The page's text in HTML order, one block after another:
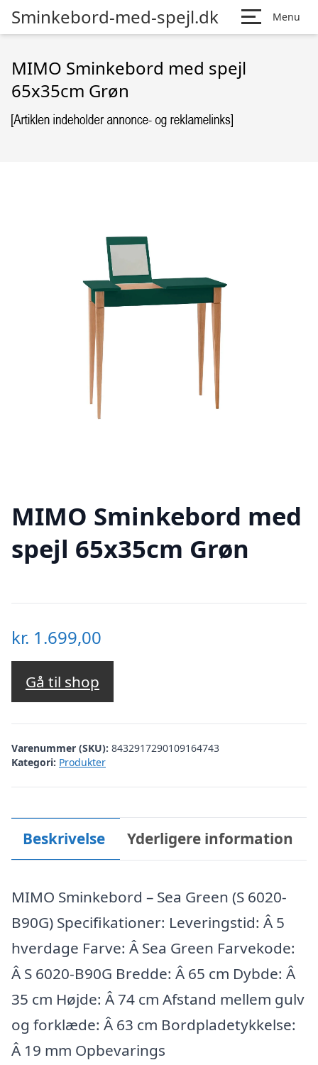
Sminkebord-med-spejl.dk Menu
MIMO Sminkebord med spejl
65x35cm Grøn
MIMO Sminkebord med
spejl 65x35cm Grøn
kr. 1.699,00
Gå til shop
Varenummer (SKU): 8432917290109164743
Kategori: Produkter
Beskrivelse Yderligere information
MIMO Sminkebord – Sea Green (S 6020-
B90G) Specifikationer: Leveringstid: Â 5
hverdage Farve: Â Sea Green Farvekode:
Â S 6020-B90G Bredde: Â 65 cm Dybde: Â
35 cm Højde: Â 74 cm Afstand mellem gulv
og forklæde: Â 63 cm Bordpladetykkelse:
Â 19 mm Opbevarings